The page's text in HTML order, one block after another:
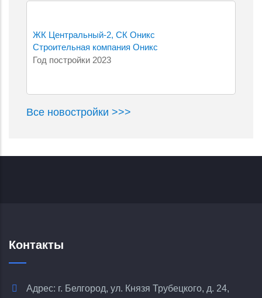
ЖК Центральный-2, СК Оникс
Строительная компания Оникс
Год постройки 2023
Все новостройки >>>
Контакты
Адрес: г. Белгород, ул. Князя Трубецкого, д. 24,